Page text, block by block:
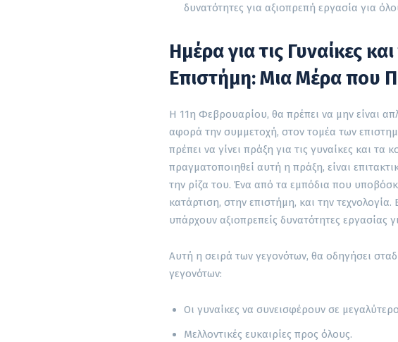
δυνατότητες για αξιοπρεπή εργασία για
Ημέρα για τις Γυναίκες
Επιστήμη: Μια Μέρα που
Η 11η Φεβρουαρίου, θα πρέπει να μην είναι
αφορά την συμμετοχή, στον τομέα των
πρέπει να γίνει πράξη για τις γυναίκες και τα
πραγματοποιηθεί αυτή η πράξη, είναι
την ρίζα του. Ένα από τα εμπόδια που
κατάρτιση, στην επιστήμη, και την
υπάρχουν αξιοπρεπείς δυνατότητες εργασίας
Αυτή η σειρά των γεγονότων, θα οδηγήσει
γεγονότων:
Οι γυναίκες να συνεισφέρουν σε
Μελλοντικές ευκαιρίες προς όλους.